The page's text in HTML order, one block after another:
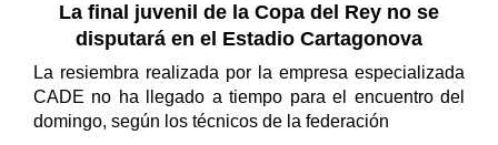
La final juvenil de la Copa del Rey no se
disputará en el Estadio Cartagonova
La resiembra realizada por la empresa especializada
CADE no ha llegado a tiempo para el encuentro del
domingo, según los técnicos de la federación